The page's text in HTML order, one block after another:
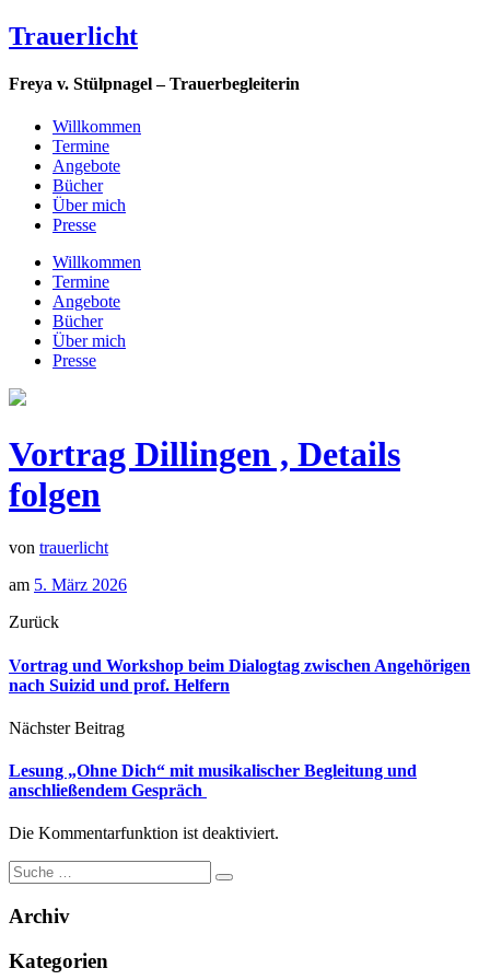
Trauerlicht
Freya v. Stülpnagel – Trauerbegleiterin
Willkommen
Termine
Angebote
Bücher
Über mich
Presse
Willkommen
Termine
Angebote
Bücher
Über mich
Presse
Vortrag Dillingen , Details
folgen
von trauerlicht
am 5. März 2026
Zurück
Vortrag und Workshop beim Dialogtag zwischen Angehörigen
nach Suizid und prof. Helfern
Nächster Beitrag
Lesung „Ohne Dich“ mit musikalischer Begleitung und
anschließendem Gespräch
Die Kommentarfunktion ist deaktiviert.
Archiv
Kategorien